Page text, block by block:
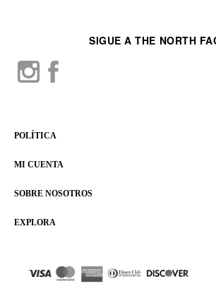
EXPLORA
SOBRE NOSOTROS
MI CUENTA
POLÍTICA
SIGUE A THE NORTH